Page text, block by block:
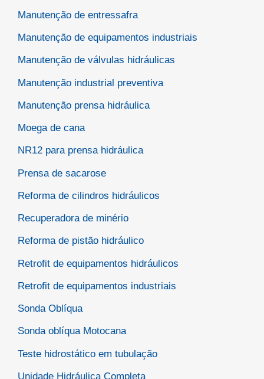
Manutenção de entressafra
Manutenção de equipamentos industriais
Manutenção de válvulas hidráulicas
Manutenção industrial preventiva
Manutenção prensa hidráulica
Moega de cana
NR12 para prensa hidráulica
Prensa de sacarose
Reforma de cilindros hidráulicos
Recuperadora de minério
Reforma de pistão hidráulico
Retrofit de equipamentos hidráulicos
Retrofit de equipamentos industriais
Sonda Oblíqua
Sonda oblíqua Motocana
Teste hidrostático em tubulação
Unidade Hidráulica Completa